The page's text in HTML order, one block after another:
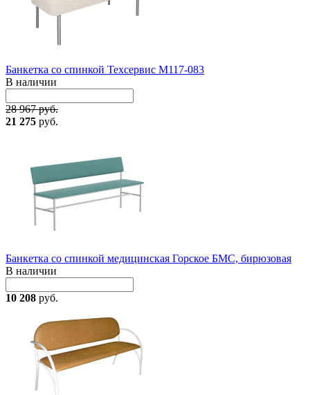
Банкетка со спинкой Техсервис М117-083
В наличии
28 967 руб.
21 275 руб.
Банкетка со спинкой медицинская Горское БМС, бирюзовая
В наличии
10 208 руб.